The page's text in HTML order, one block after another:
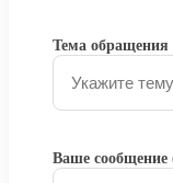
Тема обращения
Ваше сообщение